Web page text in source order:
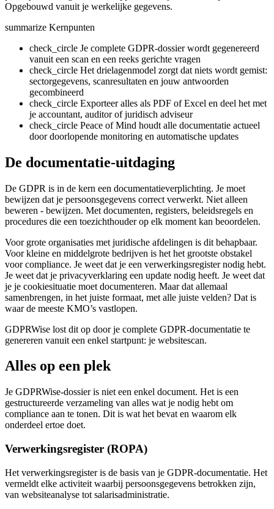
Opgebouwd vanuit je werkelijke gegevens.
summarize Kernpunten
check_circle Je complete GDPR-dossier wordt gegenereerd
vanuit een scan en een reeks gerichte vragen
check_circle Het drielagenmodel zorgt dat niets wordt gemist:
sectorgegevens, scanresultaten en jouw antwoorden
gecombineerd
check_circle Exporteer alles als PDF of Excel en deel het met
je accountant, auditor of juridisch adviseur
check_circle Peace of Mind houdt alle documentatie actueel
door doorlopende monitoring en automatische updates
De documentatie-uitdaging
De GDPR is in de kern een documentatieverplichting. Je moet
bewijzen dat je persoonsgegevens correct verwerkt. Niet alleen
beweren - bewijzen. Met documenten, registers, beleidsregels en
procedures die een toezichthouder op elk moment kan beoordelen.
Voor grote organisaties met juridische afdelingen is dit behapbaar.
Voor kleine en middelgrote bedrijven is het het grootste obstakel
voor compliance. Je weet dat je een verwerkingsregister nodig hebt.
Je weet dat je privacyverklaring een update nodig heeft. Je weet dat
je je cookiesituatie moet documenteren. Maar dat allemaal
samenbrengen, in het juiste formaat, met alle juiste velden? Dat is
waar de meeste KMO’s vastlopen.
GDPRWise lost dit op door je complete GDPR-documentatie te
genereren vanuit een enkel startpunt: je websitescan.
Alles op een plek
Je GDPRWise-dossier is niet een enkel document. Het is een
gestructureerde verzameling van alles wat je nodig hebt om
compliance aan te tonen. Dit is wat het bevat en waarom elk
onderdeel ertoe doet.
Verwerkingsregister (ROPA)
Het verwerkingsregister is de basis van je GDPR-documentatie. Het
vermeldt elke activiteit waarbij persoonsgegevens betrokken zijn,
van websiteanalyse tot salarisadministratie.